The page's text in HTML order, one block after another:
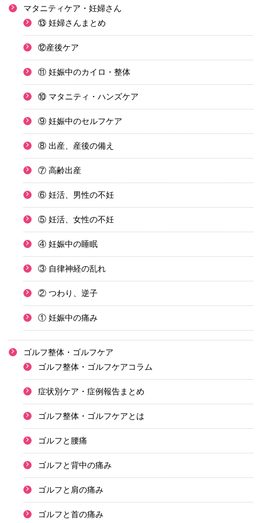
マタニティケア・妊婦さん
⑬ 妊婦さんまとめ
⑫産後ケア
⑪ 妊娠中のカイロ・整体
⑩ マタニティ・ハンズケア
⑨ 妊娠中のセルフケア
⑧ 出産、産後の備え
⑦ 高齢出産
⑥ 妊活、男性の不妊
⑤ 妊活、女性の不妊
④ 妊娠中の睡眠
③ 自律神経の乱れ
② つわり、逆子
① 妊娠中の痛み
ゴルフ整体・ゴルフケア
ゴルフ整体・ゴルフケアコラム
症状別ケア・症例報告まとめ
ゴルフ整体・ゴルフケアとは
ゴルフと腰痛
ゴルフと背中の痛み
ゴルフと肩の痛み
ゴルフと首の痛み